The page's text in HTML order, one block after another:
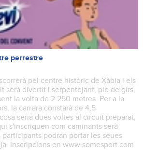
perrestre
pel centre històric de Xàbia i els
serà divertit i serpentejant, ple de girs,
la volta de 2.250 metres. Per a la
la carrera constarà de 4,5
seria dues voltes al circuit preparat,
s'inscriguen com caminants serà
participants podran portar les seues
Inscripcions en www.somesport.com